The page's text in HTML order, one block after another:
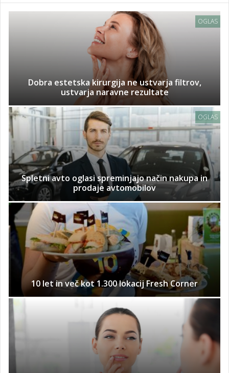
OGLAS
Dobra estetska kirurgija ne ustvarja filtrov,
ustvarja naravne rezultate
OGLAS
Spletni avto oglasi spreminjajo način nakupa in
prodaje avtomobilov
10 let in več kot 1.300 lokacij Fresh Corner